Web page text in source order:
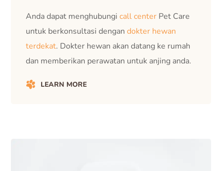
Anda dapat menghubungicall center Pet Care
untuk berkonsultasi dengandokter hewan
terdekat. Dokter hewan akan datang ke rumah
dan memberikan perawatan untuk anjing anda.
LEARN MORE